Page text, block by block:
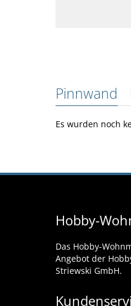
Pinnwand
Es wurden noch
Hobby-
Das Hobby-
Angebot der
Striewski GmbH.